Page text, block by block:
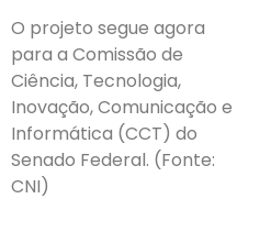
O projeto segue agora
para a Comissão de
Ciência, Tecnologia,
Inovação, Comunicação e
Informática (CCT) do
Senado Federal. (Fonte:
CNI)